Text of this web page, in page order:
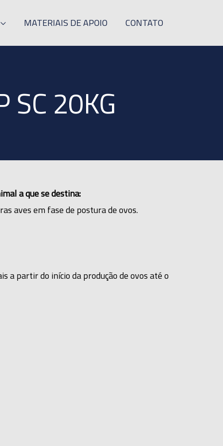
MATERIAIS DE APOIO CONTATO
SC 20KG
a que se destina:
aves em fase de postura de ovos.
a partir do início da produção de ovos até o